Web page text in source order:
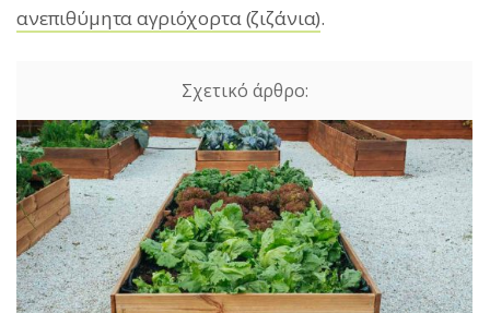
ανεπιθύμητα αγριόχορτα (ζιζάνια).